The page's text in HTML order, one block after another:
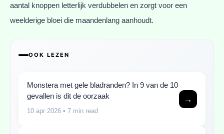
aantal knoppen letterlijk verdubbelen en zorgt voor een
weelderige bloei die maandenlang aanhoudt.
OOK LEZEN
Monstera met gele bladranden? In 9 van de 10
gevallen is dit de oorzaak
10 apr 2026 • 7 min read
→